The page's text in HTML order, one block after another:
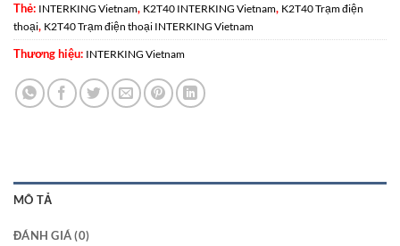
Thẻ: INTERKING Vietnam, K2T40 INTERKING Vietnam, K2T40 Trạm điện
thoại, K2T40 Trạm điện thoại INTERKING Vietnam
Thương hiệu: INTERKING Vietnam
MÔ TẢ
ĐÁNH GIÁ (0)